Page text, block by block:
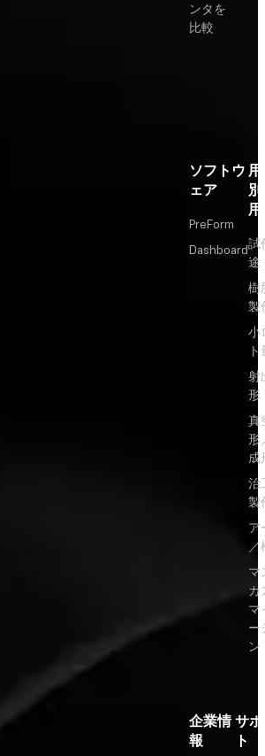
ンタを
比較
ソフトウ
ェア
PreForm
Dashboard試
途
樹
製
小
射
形
真
形
成
治
製
ア
／
マ
カ
マ
ー
ン
企業情
報
サ
ト